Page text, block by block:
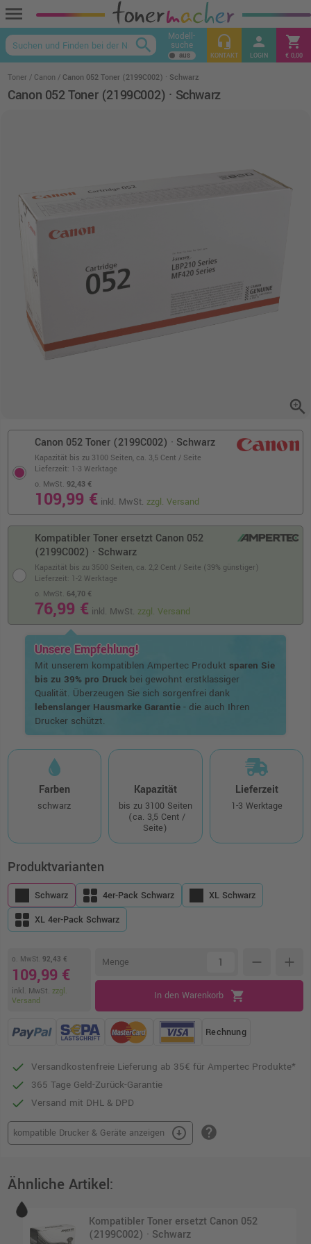
menu
keyboard_arrow_up
search Modell-
suche headset_mic
KONTAKT
person
LOGIN
shopping_cart
€ 0,00
Toner Canon Canon 052 Toner (2199C002) · Schwarz
Canon 052 Toner (2199C002) · Schwarz
zoom_in
Canon 052 Toner (2199C002) · Schwarz
Kapazität bis zu 3100 Seiten, ca. 3,5 Cent / Seite
o. MwSt.92,43 €
109,99 € inkl. MwSt.zzgl. Versand
Lieferzeit: 1-3 Werktage
Kompatibler Toner ersetzt Canon 052
(2199C002) · Schwarz
Kapazität bis zu 3500 Seiten, ca. 2,2 Cent / Seite (39% günstiger)
o. MwSt. 64,70 €
76,99 € inkl. MwSt. zzgl. Versand
Lieferzeit: 1-2 Werktage
Unsere Empfehlung!
Mit unserem kompatiblen Ampertec Produkt sparen Sie
bis zu 39% pro Druckbei gewohnt erstklassiger
Qualität. Überzeugen Sie sich sorgenfrei dank
lebenslanger Hausmarke Garantie- die auch Ihren
Drucker schützt.
Farben
schwarz
Kapazität
bis zu 3100 Seiten
(ca. 3,5 Cent /
Seite)
Lieferzeit
1-3 Werktage
Produktvarianten
Schwarz 4er-Pack Schwarz
XL Schwarz
XL 4er-Pack Schwarz
o. MwSt. 92,43 €
109,99 €
inkl. MwSt. zzgl.
Versand
Menge remove add
In den Warenkorb shopping_cart
Rechnung
Versandkostenfreie Lieferung ab 35€ für Ampertec Produkte*
365 Tage Geld-Zurück-Garantie
Versand mit DHL & DPD
kompatible Drucker & Geräte anzeigen arrow_circle_down help
Ähnliche Artikel:
Kompatibler Toner ersetzt Canon 052
(2199C002) · Schwarz